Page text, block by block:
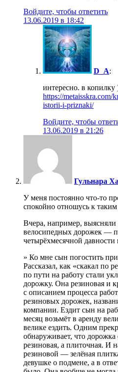
Войдите, чтобы ответить
13.06.2019 в 18:42
D_A:
интересно. в копилку
https://metaisskra.com/
istorii-i-priznaki/
Войдите, чтобы
13.06.2019 в 21:26
Гульнара
У меня постоянно что-то
спокойно отношусь к
Вчера, например, выясняли
велосипедных дорожек —
четырёхмесячной давности
» Ко мне сын погостить
Рассказал, как «скакал по
по пути на работу стали
дорожку. Она резиновая и
с описанием процесса
резиновых дорожек,
компании. Ездит сын на
месяц возьмёт в аренду
велике ездить. Одним
обнаруживает, что дорожка
резиновая, а плиточная. И
резиновой — зелёная
девушке о подмене, а в